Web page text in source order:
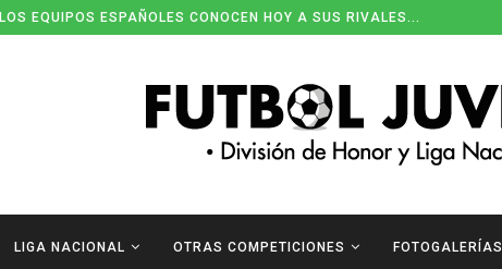
LOS EQUIPOS ESPAÑOLES CONOCEN HOY A SUS RIVALES...
LIGA NACIONAL OTRAS COMPETICIONES FOTOGALERÍAS